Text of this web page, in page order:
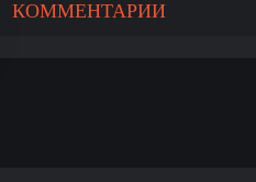
КОММЕНТАРИИ